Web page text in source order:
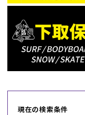
現在の検索条件